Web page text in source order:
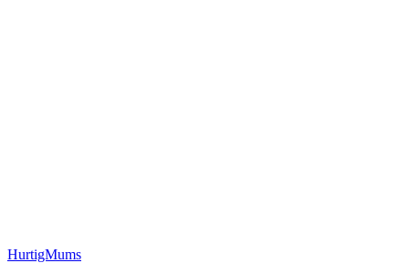
HurtigMums